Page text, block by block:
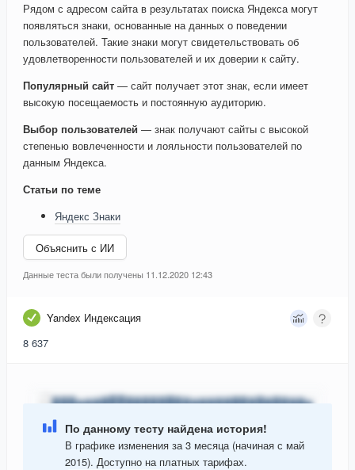
Рядом с адресом сайта в результатах поиска Яндекса могут
появляться знаки, основанные на данных о поведении
пользователей. Такие знаки могут свидетельствовать об
удовлетворенности пользователей и их доверии к сайту.
Популярный сайт — сайт получает этот знак, если имеет
высокую посещаемость и постоянную аудиторию.
Выбор пользователей — знак получают сайты с высокой
степенью вовлеченности и лояльности пользователей по
данным Яндекса.
Статьи по теме
Яндекс Знаки
Объяснить с ИИ
Данные теста были получены 11.12.2020 12:43
Yandex Индексация
8 637
По данному тесту найдена история!
В графике изменения за 3 месяца (начиная с май
2015). Доступно на платных тарифах.